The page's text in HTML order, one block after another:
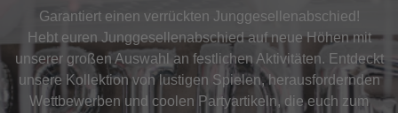
Garantiert einen verrückten Junggesellenabschied!
Hebt euren Junggesellenabschied auf neue Höhen mit
unserer großen Auswahl an festlichen Aktivitäten. Entdeckt
unsere Kollektion von lustigen Spielen, herausfordernden
Wettbewerben und coolen Partyartikeln, die euch zum